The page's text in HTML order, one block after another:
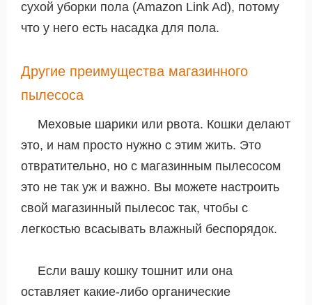
сухой уборки пола (Amazon Link Ad), потому
что у него есть насадка для пола.
Другие преимущества магазинного
пылесоса
Меховые шарики или рвота. Кошки делают
это, и нам просто нужно с этим жить. Это
отвратительно, но с магазинным пылесосом
это не так уж и важно. Вы можете настроить
свой магазинный пылесос так, чтобы с
легкостью всасывать влажный беспорядок.
Если вашу кошку тошнит или она
оставляет какие-либо органические